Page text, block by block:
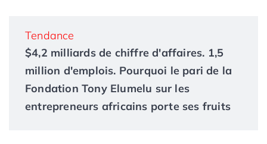
Tendance
$4,2 milliards de chiffre d'affaires. 1,5
million d'emplois. Pourquoi le pari de la
Fondation Tony Elumelu sur les
entrepreneurs africains porte ses fruits